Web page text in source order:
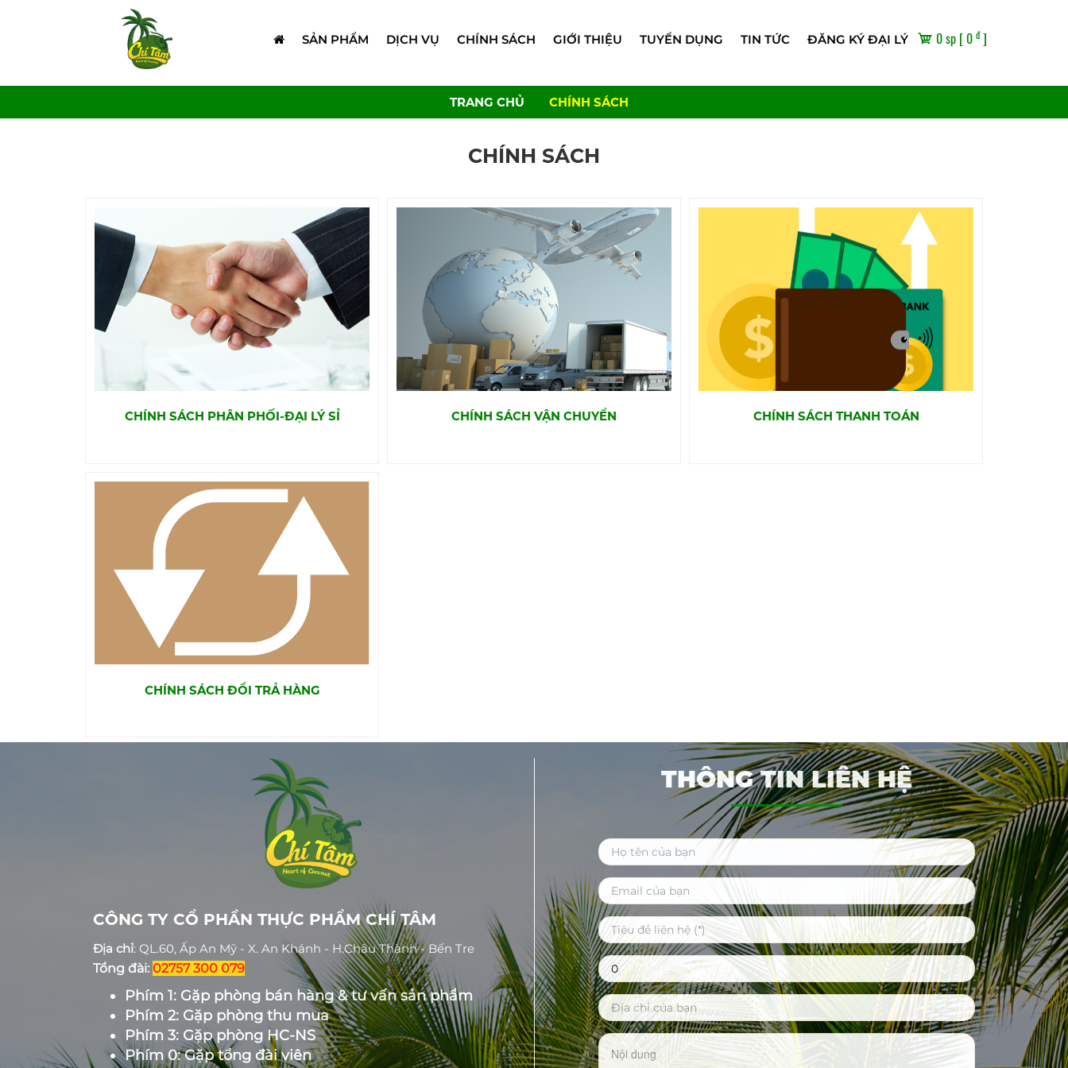
SẢN PHẨM DỊCH VỤ CHÍNH SÁCH GIỚI THIỆU TUYỂN DỤNG TIN TỨC ĐĂNG KÝ ĐẠI LÝ 0 sp [ 0 đ]
TRANG CHỦ CHÍNH SÁCH
CHÍNH SÁCH
CHÍNH SÁCH PHÂN PHỐI-ĐẠI LÝ SỈ CHÍNH SÁCH VẬN CHUYỂN CHÍNH SÁCH THANH TOÁN
CHÍNH SÁCH ĐỔI TRẢ HÀNG
CÔNG TY CỔ PHẦN THỰC PHẨM CHÍ TÂM
Địa chỉ: QL.60, Ấp An Mỹ - X. An Khánh - H.Châu Thành - Bến Tre
Tổng đài: 02757 300 079
Phím 1: Gặp phòng bán hàng & tư vấn sản phẩm
Phím 2: Gặp phòng thu mua
Phím 3: Gặp phòng HC-NS
Phím 0: Gặp tổng đài viên
THÔNG TIN LIÊN HỆ